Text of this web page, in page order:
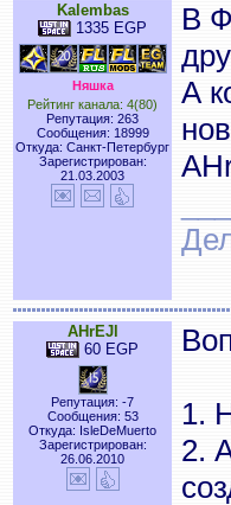
Kalembas
1335 EGP
Няшка
Рейтинг канала: 4(80)
Репутация: 263
Сообщения: 18999
Откуда: Санкт-Петербург
Зарегистрирован:
21.03.2003
В
А
AHrEJl
60 EGP
Репутация: -7
Сообщения: 53
Откуда: IsleDeMuerto
Зарегистрирован:
26.06.2010
1.
2.